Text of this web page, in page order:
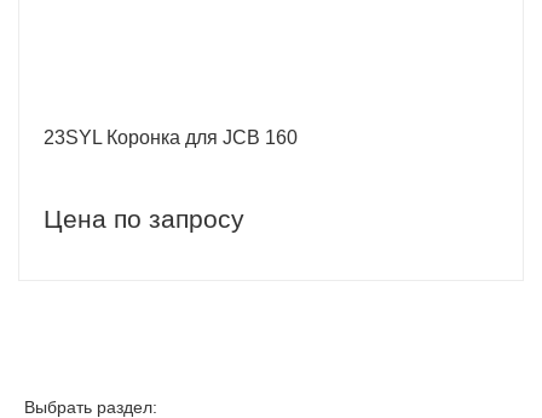
23SYL Коронка для JCB 160
Цена по запросу
Выбрать раздел: